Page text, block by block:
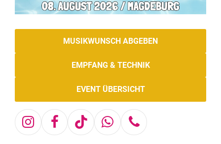
MUSIKWUNSCH ABGEBEN
EMPFANG & TECHNIK
EVENT ÜBERSICHT
Instagram
Facebook
TiktokWhatsapp
Telefon